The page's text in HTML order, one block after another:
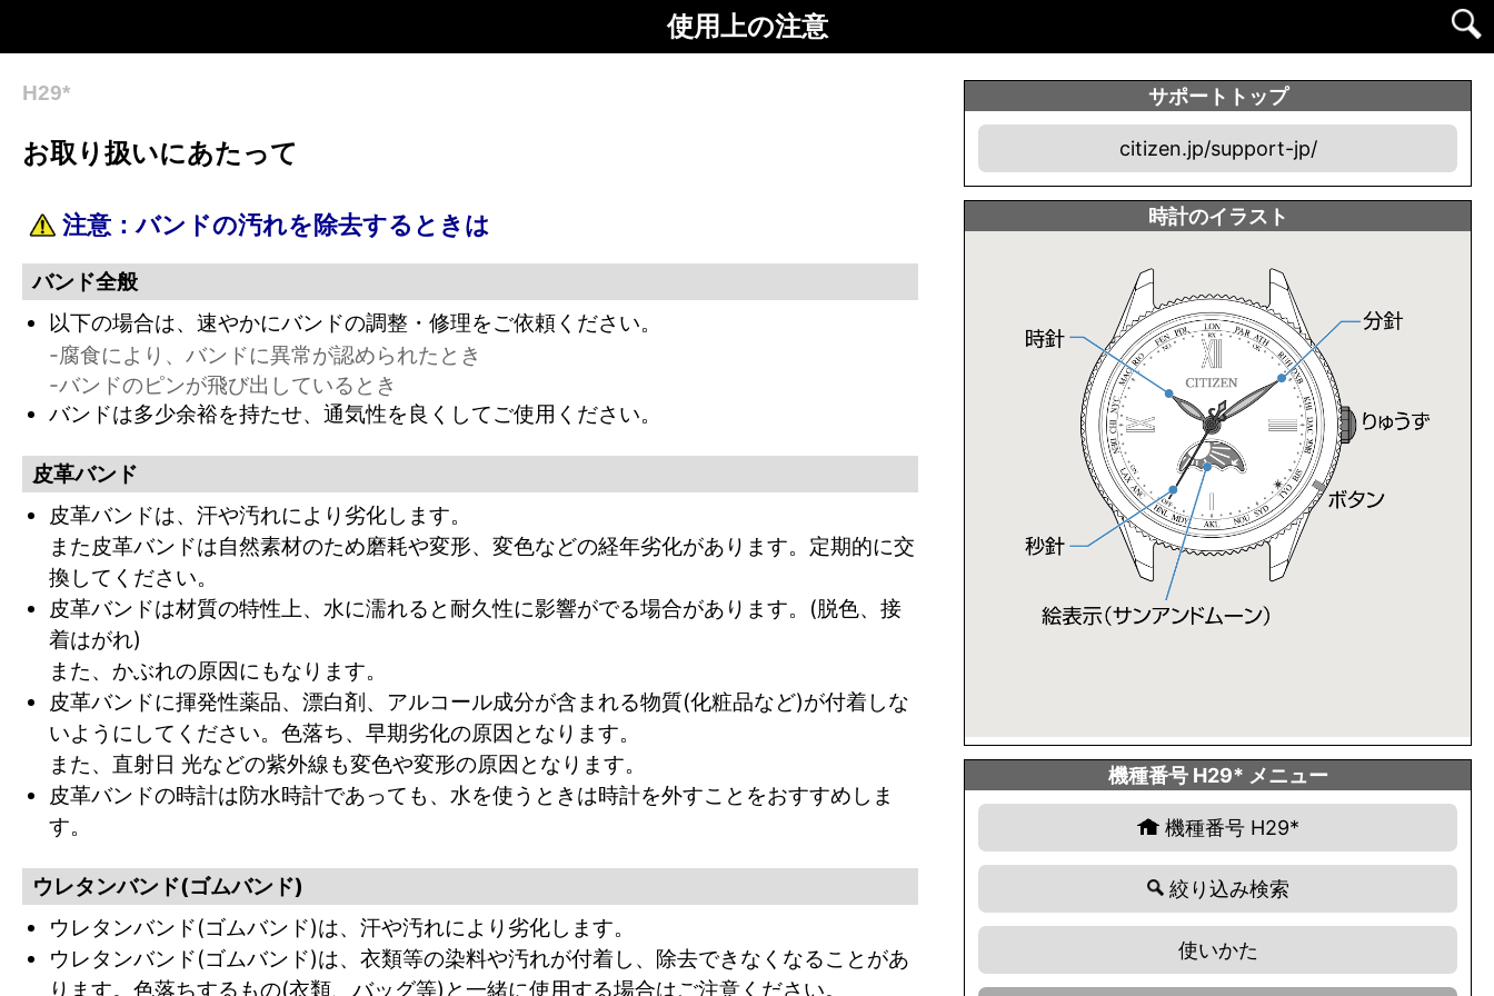
使用上の注意
サポートトップ
citizen.jp/support-jp/
時計のイラスト
機種番号 H29* メニュー
機種番号 H29*
絞り込み検索
使いかた
H29*
お取り扱いにあたって
注意：バンドの汚れを除去するときは
バンド全般
以下の場合は、速やかにバンドの調整・修理をご依頼ください。
-腐食により、バンドに異常が認められたとき
-バンドのピンが飛び出しているとき
バンドは多少余裕を持たせ、通気性を良くしてご使用ください。
皮革バンド
皮革バンドは、汗や汚れにより劣化します。
また皮革バンドは自然素材のため磨耗や変形、変色などの経年劣化があります。定期的に交
換してください。
皮革バンドは材質の特性上、水に濡れると耐久性に影響がでる場合があります。(脱色、接
着はがれ)
また、かぶれの原因にもなります。
皮革バンドに揮発性薬品、漂白剤、アルコール成分が含まれる物質(化粧品など)が付着しな
いようにしてください。色落ち、早期劣化の原因となります。
また、直射日 光などの紫外線も変色や変形の原因となります。
皮革バンドの時計は防水時計であっても、水を使うときは時計を外すことをおすすめしま
す。
ウレタンバンド(ゴムバンド)
ウレタンバンド(ゴムバンド)は、汗や汚れにより劣化します。
ウレタンバンド(ゴムバンド)は、衣類等の染料や汚れが付着し、除去できなくなることがあ
ります。色落ちするもの(衣類、バッグ等)と一緒に使用する場合はご注意ください。